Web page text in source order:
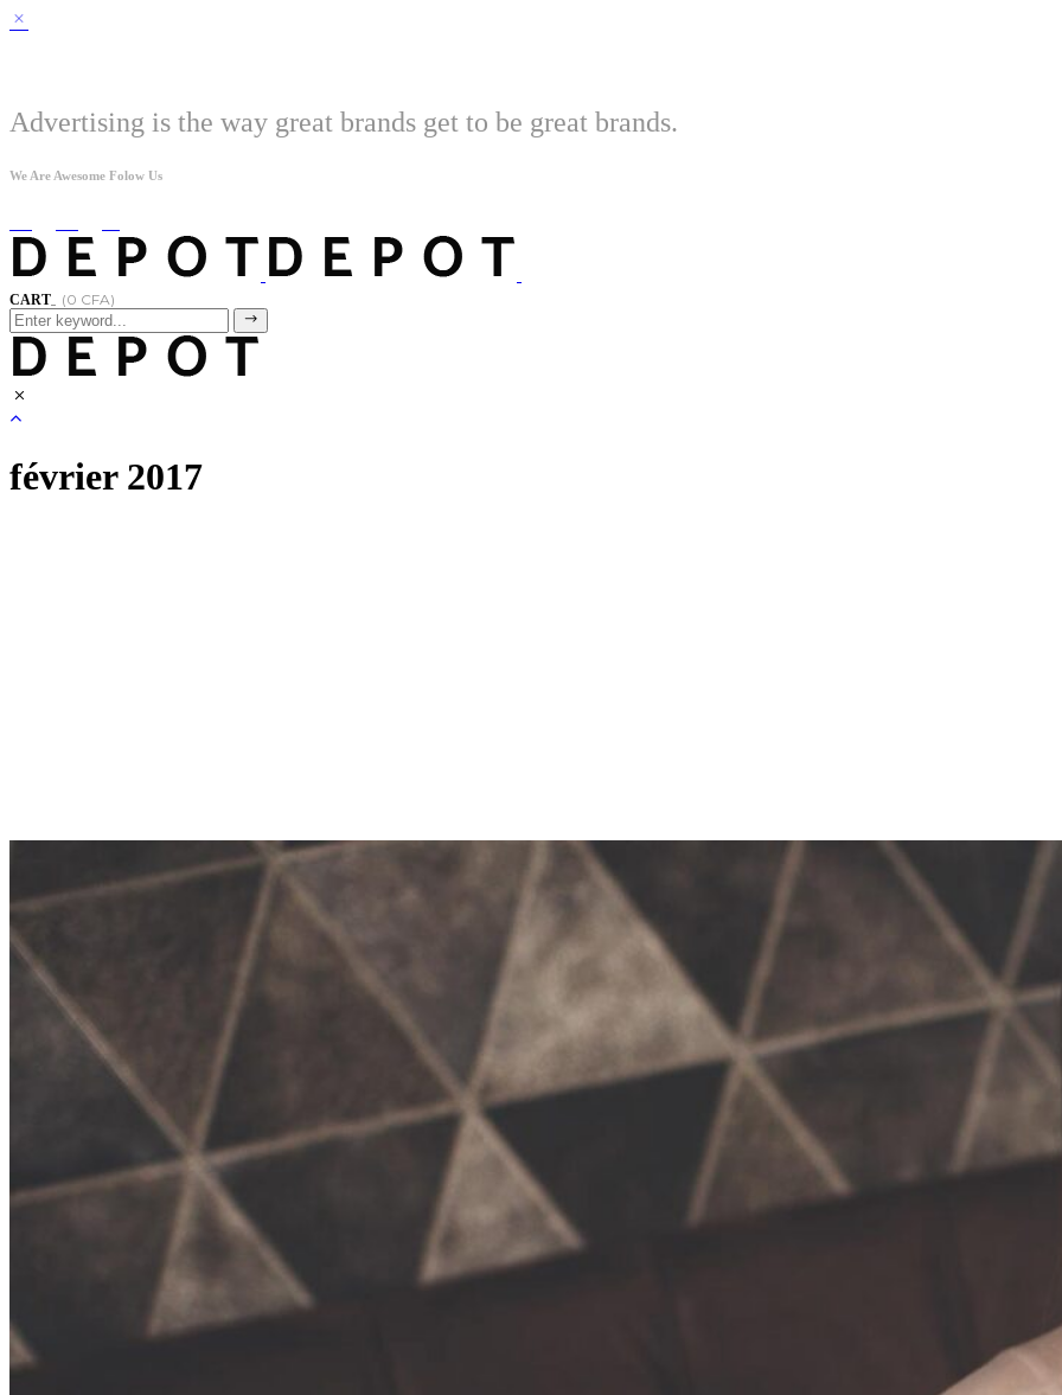
Advertising is the way great brands get to be great brands.
We Are Awesome Folow Us
CART (0 CFA)
février 2017